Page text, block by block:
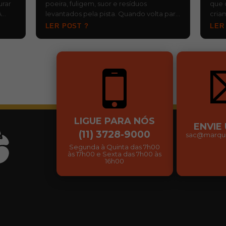
d…
poeira, fuligem, suor e resíduos
levantados pela pista. Quando volta para
o baú ainda molhada e fica esquecida,…
LER POST ?
que
LIGUE PARA NÓS
(11) 3728-9000
Segunda à Quinta das 7h00
às 17h00 e Sexta das 7h00 às
16h00
ENVIE